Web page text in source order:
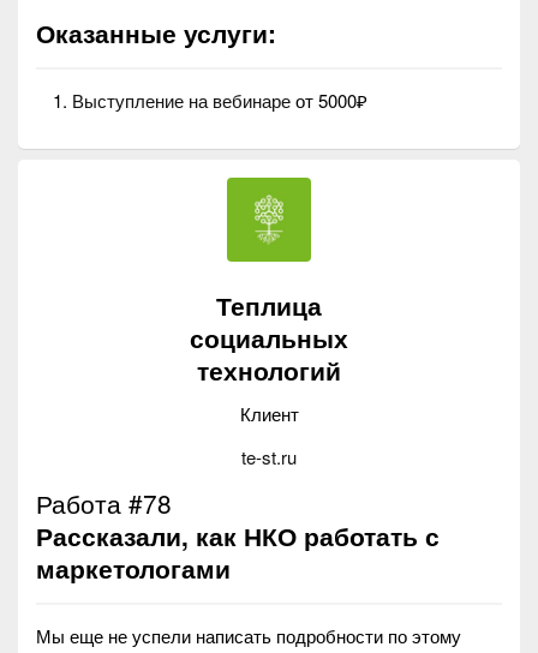
Оказанные услуги:
Выступление на вебинареот 5000₽
Теплица
социальных
технологий
Клиент
te-st.ru
Работа #78
Рассказали, как НКО работать с
маркетологами
Мы еще не успели написать подробности по этому